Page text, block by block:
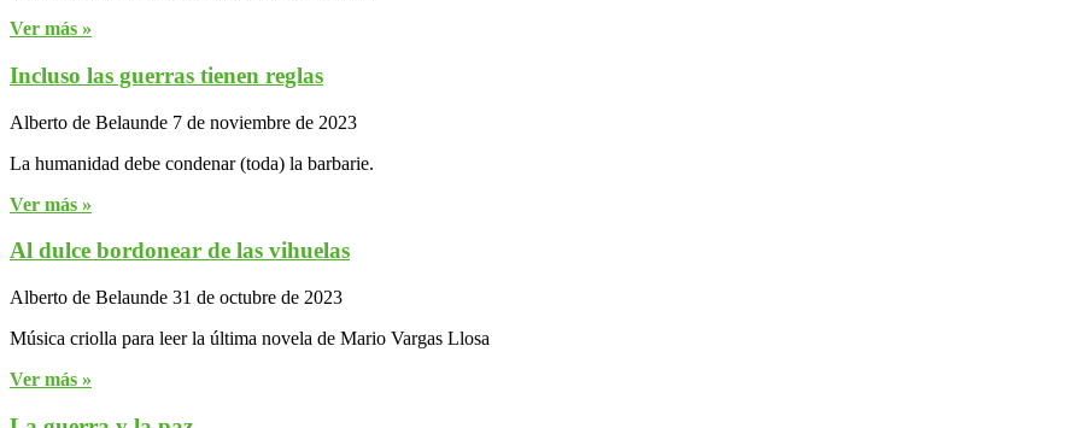
Ver más »
Incluso las guerras tienen reglas
Alberto de Belaunde 7 de noviembre de 2023
La humanidad debe condenar (toda) la barbarie.
Ver más »
Al dulce bordonear de las vihuelas
Alberto de Belaunde 31 de octubre de 2023
Música criolla para leer la última novela de Mario Vargas Llosa
Ver más »